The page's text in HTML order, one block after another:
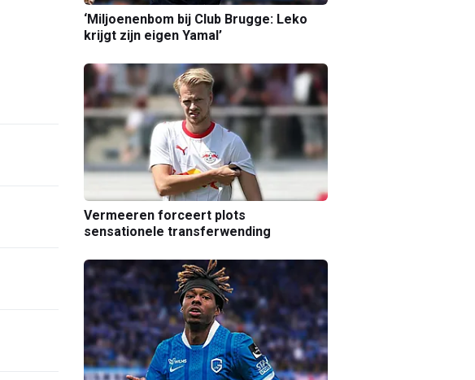
‘Miljoenenbom bij Club Brugge: Leko
krijgt zijn eigen Yamal’
Vermeeren forceert plots
sensationele transferwending